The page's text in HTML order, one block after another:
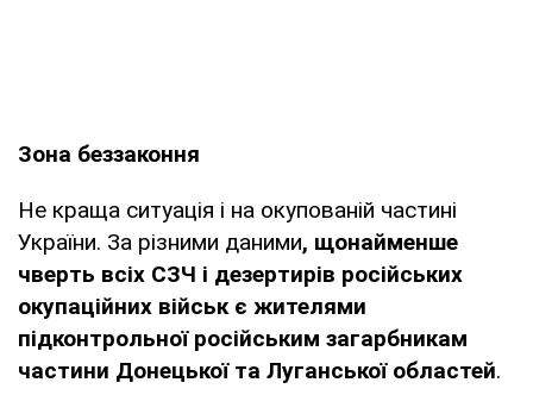
Зона беззаконня
Не краща ситуація і на окупованій частині
України. За різними даними, щонайменше
чверть всіх СЗЧ і дезертирів російських
окупаційних військ є жителями
підконтрольної російським загарбникам
частини Донецької та Луганської областей.